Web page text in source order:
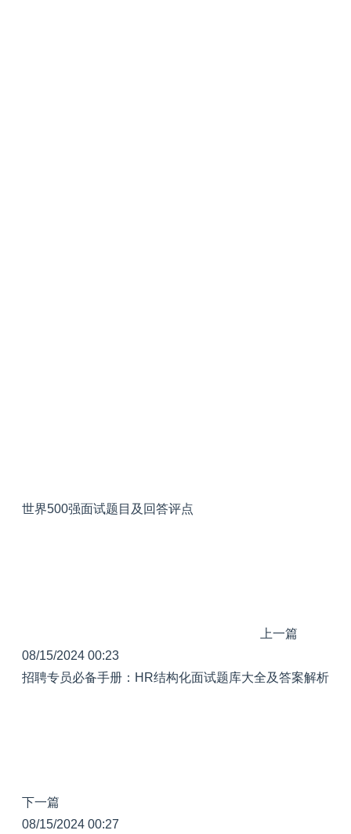
世界500强面试题目及回答评点
上一篇
08/15/2024 00:23
招聘专员必备手册：HR结构化面试题库大全及答案解析
下一篇
08/15/2024 00:27